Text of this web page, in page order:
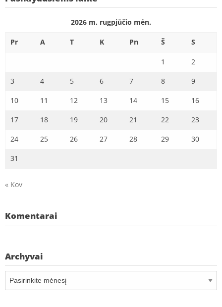
2026 m. rugpjūčio mėn.
Pr A T K Pn Š S
1 2
3 4 5 6 7 8 9
10 11 12 13 14 15 16
17 18 19 20 21 22 23
24 25 26 27 28 29 30
31
« Kov
Komentarai
Archyvai
Archyvai